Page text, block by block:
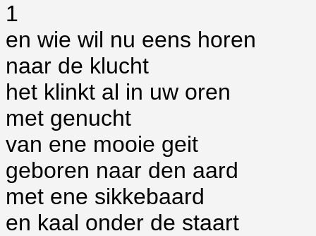
1
en wie wil nu eens horen
naar de klucht
het klinkt al in uw oren
met genucht
van ene mooie geit
geboren naar den aard
met ene sikkebaard
en kaal onder de staart